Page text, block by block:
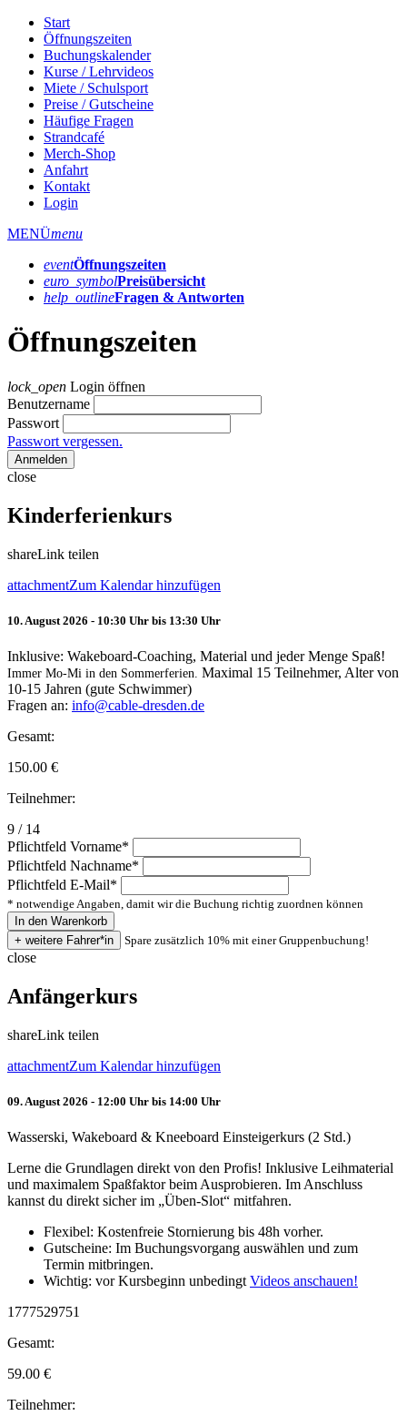
Start
Öffnungszeiten
Buchungskalender
Kurse / Lehrvideos
Miete / Schulsport
Preise / Gutscheine
Häufige Fragen
Strandcafé
Merch-Shop
Anfahrt
Kontakt
Login
MENÜmenu
eventÖffnungs­zeiten
euro_symbolPreis­übersicht
help_outlineFragen & Antworten
Öffnungszeiten
lock_open Login öffnen
Benutzername
Passwort
Passwort vergessen.
Anmelden
close
Kinderferienkurs
shareLink teilen
attachmentZum Kalendar hinzufügen
10. August 2026 - 10:30 Uhr bis 13:30 Uhr
Inklusive: Wakeboard-Coaching, Material und jeder Menge Spaß!
Immer Mo-Mi in den Sommerferien. Maximal 15 Teilnehmer, Alter von
10-15 Jahren (gute Schwimmer)
Fragen an: info@cable-dresden.de
Gesamt:
150.00 €
Teilnehmer:
9 / 14
Pflichtfeld Vorname*
Pflichtfeld Nachname*
Pflichtfeld E-Mail*
* notwendige Angaben, damit wir die Buchung richtig zuordnen können
Spare zusätzlich 10% mit einer Gruppenbuchung!
close
Anfängerkurs
shareLink teilen
attachmentZum Kalendar hinzufügen
09. August 2026 - 12:00 Uhr bis 14:00 Uhr
Wasserski, Wakeboard & Kneeboard Einsteigerkurs (2 Std.)
Lerne die Grundlagen direkt von den Profis! Inklusive Leihmaterial
und maximalem Spaßfaktor beim Ausprobieren. Im Anschluss
kannst du direkt sicher im „Üben-Slot“ mitfahren.
Flexibel: Kostenfreie Stornierung bis 48h vorher.
Gutscheine: Im Buchungsvorgang auswählen und zum
Termin mitbringen.
Wichtig: vor Kursbeginn unbedingt Videos anschauen!
1777529751
Gesamt:
59.00 €
Teilnehmer: